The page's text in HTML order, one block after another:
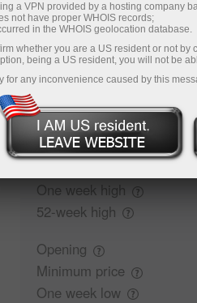
Buy
182.147
Traders'
Closing
One week high
52-week high
Opening
Minimum price
One week low
a VPN provided by a hosting company
not have proper WHOIS records;
in the WHOIS geolocation database.
whether you are a US resident or not by
being a US resident, you will not be
for any inconvenience caused by this